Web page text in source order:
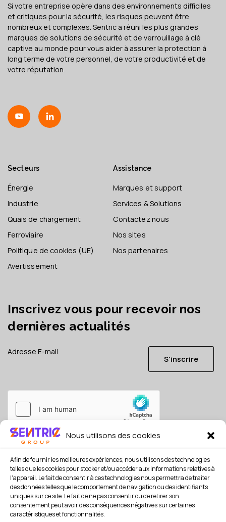
Nous utilisons des cookies
Afin de fournir les meilleures expériences, nous utilisons des technologies
telles que les cookies pour stocker et/ou accéder aux informations relatives à
l'appareil. Le fait de consentir à ces technologies nous permettra de traiter
des données telles que le comportement de navigation ou des identifiants
uniques sur ce site. Le fait de ne pas consentir ou de retirer son
consentement peut avoir des conséquences négatives sur certaines
caractéristiques et fonctionnalités.
Si votre entreprise opère dans des environnements difficiles
et critiques pour la sécurité, les risques peuvent être
nombreux et complexes. Sentric a réuni les plus grandes
marques de solutions de sécurité et de verrouillage à clé
captive au monde pour vous aider à assurer la protection à
long terme de votre personnel, de votre productivité et de
votre réputation.
Secteurs
Énergie
Industrie
Quais de chargement
Ferroviaire
Politique de cookies (UE)
Avertissement
Assistance
Marques et support
Services & Solutions
Contactez nous
Nos sites
Nos partenaires
Inscrivez vous pour recevoir nos
dernières actualités
S'inscrire
Je consens à ce que mes données soient conservées en
référence, conformément à la
politique de confidentialité
*